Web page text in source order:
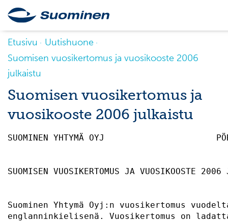
Etusivu
Uutishuone
Suomisen vuosikertomus ja vuosikooste 2006
julkaistu
Suomisen vuosikertomus ja
vuosikooste 2006 julkaistu
SUOMINEN YHTYMÄ OYJ
SUOMISEN VUOSIKERTOMUS JA
Suominen Yhtymä Oyj:n vuosikertomus
englanninkielisenä. Vuosikertomus on